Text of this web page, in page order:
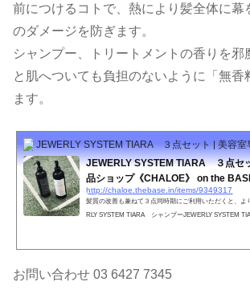
前につけるコトで、熱により髪全体に幕
のダメージを防ぎます。
シャンプー、トリートメントの香りを邪
と肌へついても負担のないように「無香
ます。
JEWERLY SYSTEM TIARA ３点セット | 美容
JEWERLY SYSTEM TIARA ３点セ
品ショップ《CHALOE》 on the
http://chaloe.thebase.in/items/9349317
髪質の改善も兼ねて３点同時期にご利用いただくと、よ
RLY SYSTEM TIARA シャンプーJEWERLY SYSTEM
お問い合わせ 03 6427 7345